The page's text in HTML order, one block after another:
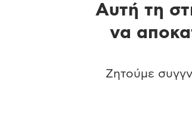
Αυτή τη
να
Ζητούμε